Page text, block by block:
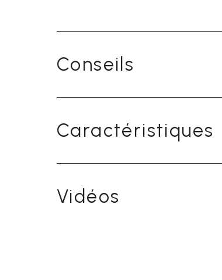
Conseils
Caractéristiques
Vidéos